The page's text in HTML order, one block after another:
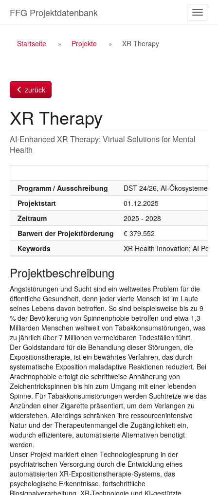
Inhalt
ein-/
FFG Projektdatenbank
Breadcrumb
Startseite Projekte XR Therapy
zurück
XR Therapy
AI-Enhanced XR Therapy: Virtual Solutions for Mental
Health
Programm / Ausschreibung
DST 24/26, AI-Ökosysteme,
Projektstart
01.12.2025
Zeitraum
2025 - 2028
Barwert der Projektförderung
€ 379.552
Keywords
XR Health Innovation; AI
Projektbeschreibung
Angststörungen und Sucht sind ein weltweites Problem für die
öffentliche Gesundheit, denn jeder vierte Mensch ist im Laufe
seines Lebens davon betroffen. So sind beispielsweise bis zu 9
% der Bevölkerung von Spinnenphobie betroffen und etwa 1,3
Milliarden Menschen weltweit von Tabakkonsumstörungen, was
zu jährlich über 7 Millionen vermeidbaren Todesfällen führt.
Der Goldstandard für die Behandlung dieser Störungen, die
Expositionstherapie, ist ein bewährtes Verfahren, das durch
systematische Exposition maladaptive Reaktionen reduziert. Bei
Arachnophobie erfolgt die schrittweise Annäherung von
Zeichentrickspinnen bis hin zum Umgang mit einer lebenden
Spinne. Für Tabakkonsumstörungen werden Suchtreize wie das
Anzünden einer Zigarette präsentiert, um dem Verlangen zu
widerstehen. Allerdings schränken ihre ressourcenintensive
Natur und der Therapeutenmangel die Zugänglichkeit ein,
wodurch effizientere, automatisierte Alternativen benötigt
werden.
Unser Projekt markiert einen Technologiesprung in der
psychiatrischen Versorgung durch die Entwicklung eines
automatisierten XR-Expositionstherapie-Systems, das
psychologische Erkenntnisse, fortschrittliche
Biosignalverarbeitung, XR-Technologie und KI-gestützte